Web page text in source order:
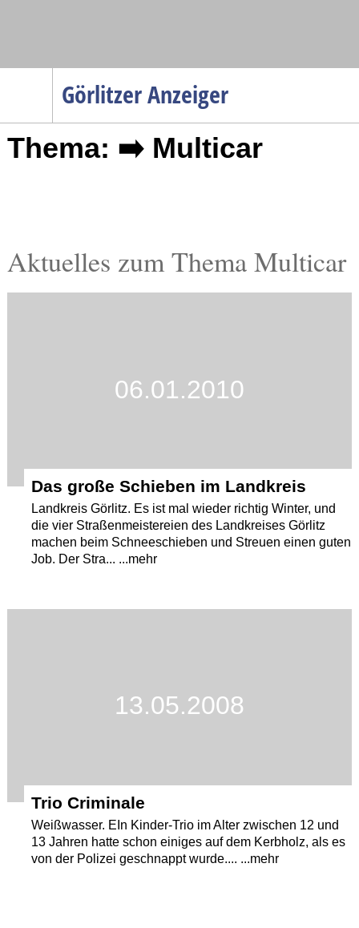
Görlitzer Anzeiger
Menüpunkte
Startseite
Verkehr
Thema: ➡️ Multicar
Aktuelles zum Thema Multicar
06.01.2010
Das große Schieben im Landkreis
Landkreis Görlitz. Es ist mal wieder richtig Winter, und
die vier Straßenmeistereien des Landkreises Görlitz
machen beim Schneeschieben und Streuen einen guten
Job. Der Stra... ...mehr
13.05.2008
Trio Criminale
Weißwasser. EIn Kinder-Trio im Alter zwischen 12 und
13 Jahren hatte schon einiges auf dem Kerbholz, als es
von der Polizei geschnappt wurde.... ...mehr